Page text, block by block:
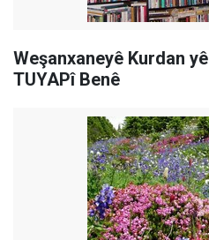
Weşanxaneyê Kurdan yê Dîyarbekirî Beşdarê
TUYAPî Benê